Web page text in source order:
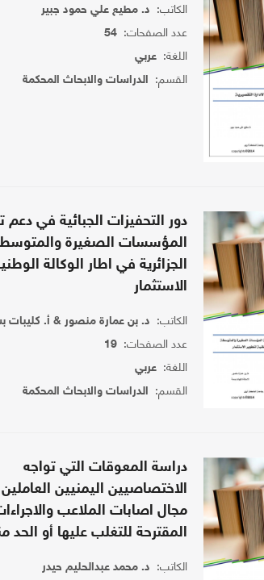
الكاتب: د. مطيع علي حمود جبير
عدد الصفحات:54
اللغة:عربي
القسم: الدراسات والابحاث المحكمة
دور التحفيزات الجبائية في دعم
المؤسسات الصغيرة
الجزائرية في اطار الوكالة
الاستثمار
الكاتب: د. بن عمارة منصور & أ. كليبات
عدد الصفحات:19
اللغة:عربي
القسم: الدراسات والابحاث المحكمة
دراسة المعوقات التي تواجه
الاختصاصيين اليمنيين
مجال اصابات الملاعب
المقترحة للتغلب عليها أو الحد
الكاتب: د. محمد عبدالحليم حيدر